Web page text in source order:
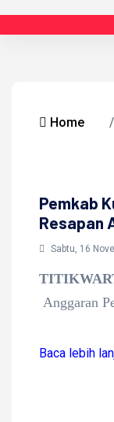
Home
Pemkab
Resapan
Sabtu, 16
Anggaran
Baca lebih